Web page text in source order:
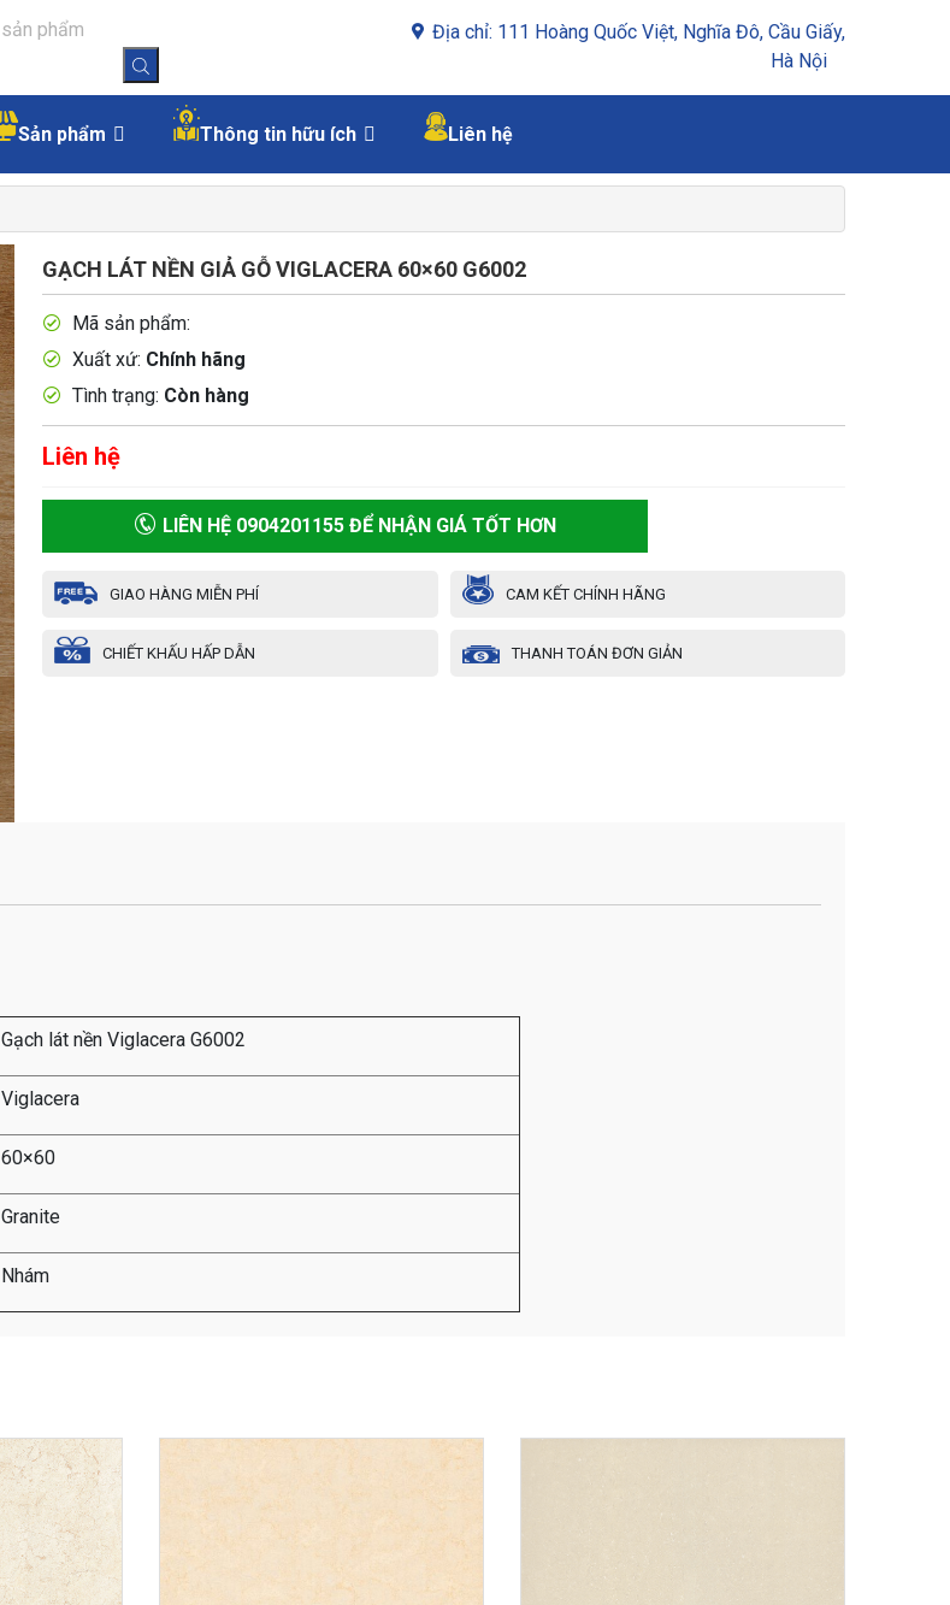
Địa chỉ: 111 Hoàng Quốc Việt, Nghĩa Đô, Cầu Giấy,
Hà Nội
Sản phẩm Thông tin hữu ích Liên hệ
GẠCH LÁT NỀN GIẢ GỖ VIGLACERA 60×60 G6002
Mã sản phẩm:
Xuất xứ: Chính hãng
Tình trạng: Còn hàng
Liên hệ
LIÊN HỆ 0904201155 ĐỂ NHẬN GIÁ TỐT HƠN
GIAO HÀNG MIỄN PHÍ CAM KẾT CHÍNH HÃNG
CHIẾT KHẤU HẤP DẪN THANH TOÁN ĐƠN GIẢN
Gạch lát nền Viglacera G6002
Viglacera
60×60
Granite
Nhám